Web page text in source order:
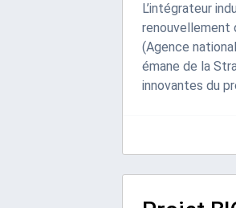
L’intégrateur
renouvellement
(Agence
émane de la
innovantes du